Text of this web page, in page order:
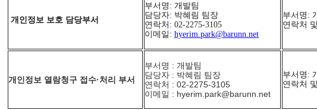
개인정보 보호 담당부서
부서명: 개발팀
담당자: 박혜림 팀장
연락처: 02-2275-3105
이메일: hyerim.park@barunn.net
부서명:
연락처
개인정보 열람청구 접수·처리 부서
부서명 : 개발팀
담당자 : 박혜림 팀장
연락처 : 02-2275-3105
이메일 : hyerim.park@barunn.net
부서명:
연락처